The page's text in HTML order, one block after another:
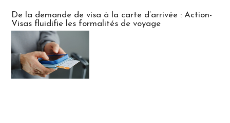
De la demande de visa à la carte d’arrivée : Action-
Visas fluidifie les formalités de voyage